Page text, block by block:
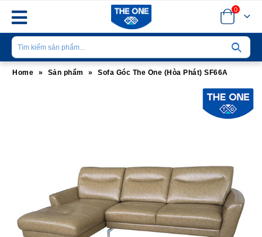
0
Home » Sản phẩm » Sofa Góc The One (Hòa Phát) SF66A